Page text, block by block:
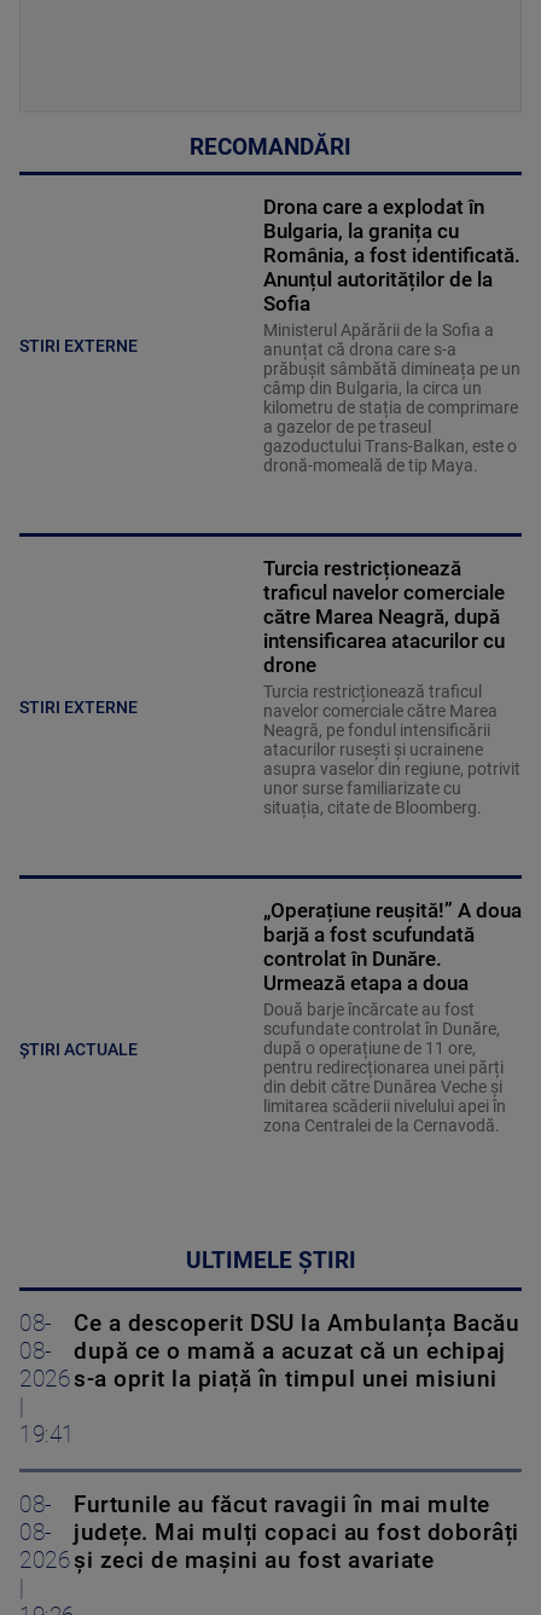
RECOMANDĂRI
STIRI EXTERNE
Drona care a explodat în
Bulgaria, la granița cu
România, a fost identificată.
Anunțul autorităților de la
Sofia
Ministerul Apărării de la Sofia a
anunțat că drona care s-a
prăbușit sâmbătă dimineața pe un
câmp din Bulgaria, la circa un
kilometru de stația de comprimare
a gazelor de pe traseul
gazoductului Trans-Balkan, este o
dronă-momeală de tip Maya.
STIRI EXTERNE
Turcia restricționează
traficul navelor comerciale
către Marea Neagră, după
intensificarea atacurilor cu
drone
Turcia restricționează traficul
navelor comerciale către Marea
Neagră, pe fondul intensificării
atacurilor rusești și ucrainene
asupra vaselor din regiune, potrivit
unor surse familiarizate cu
situația, citate de Bloomberg.
ȘTIRI ACTUALE
„Operațiune reușită!” A doua
barjă a fost scufundată
controlat în Dunăre.
Urmează etapa a doua
Două barje încărcate au fost
scufundate controlat în Dunăre,
după o operațiune de 11 ore,
pentru redirecționarea unei părți
din debit către Dunărea Veche și
limitarea scăderii nivelului apei în
zona Centralei de la Cernavodă.
ULTIMELE ȘTIRI
08-
08-
2026
|
19:41
Ce a descoperit DSU la Ambulanța Bacău
după ce o mamă a acuzat că un echipaj
s-a oprit la piață în timpul unei misiuni
08-
08-
2026
|
Furtunile au făcut ravagii în mai multe
județe. Mai mulți copaci au fost doborâți
și zeci de mașini au fost avariate